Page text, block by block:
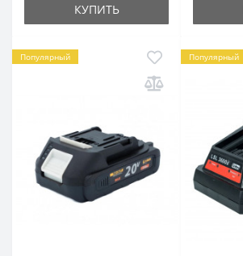
КУПИТЬ
Популярный Популярный